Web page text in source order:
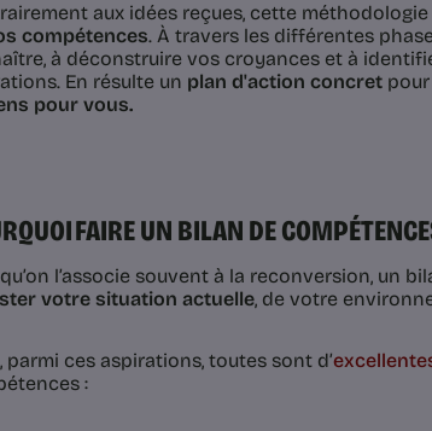
aux idées reçues, cette méthodologie
compétences. À travers les différentes
à déconstruire vos croyances et à
En résulte un plan d'action concret
pour vous.
FAIRE UN BILAN DE
l’associe souvent à la reconversion, un
votre situation actuelle, de votre
parmi ces aspirations, toutes sont d’
: